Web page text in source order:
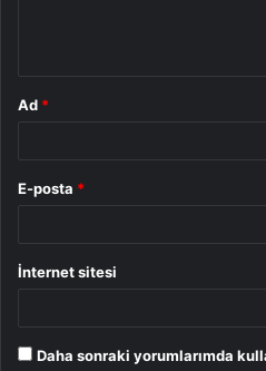
Ad *
E-posta *
İnternet sitesi
Daha sonraki yorumlarımda